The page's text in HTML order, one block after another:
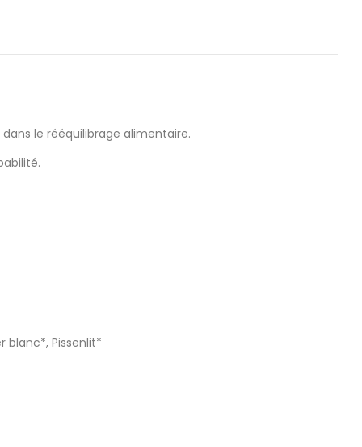
le rééquilibrage alimentaire.
blanc*, Pissenlit*